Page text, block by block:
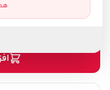
۱۲۰٬۹۹۰٬۰۰۰ تومان